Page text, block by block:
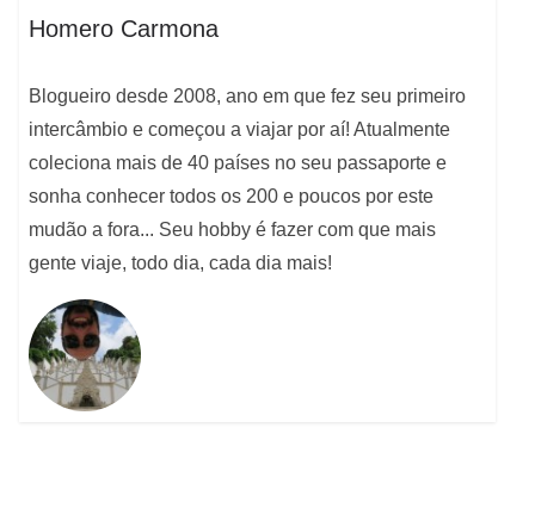
Homero Carmona
Blogueiro desde 2008, ano em que fez seu primeiro
intercâmbio e começou a viajar por aí! Atualmente
coleciona mais de 40 países no seu passaporte e
sonha conhecer todos os 200 e poucos por este
mudão a fora... Seu hobby é fazer com que mais
gente viaje, todo dia, cada dia mais!